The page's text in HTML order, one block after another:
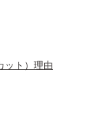
ット）理由